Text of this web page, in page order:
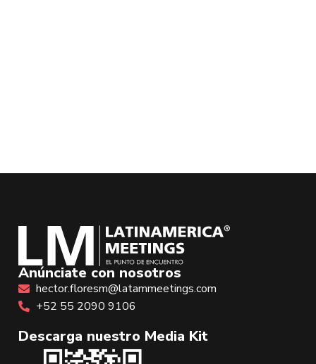
Anúnciate con nosotros
hector.floresm@latammeetings.com
+52 55 2090 9106
Descarga nuestro Media Kit